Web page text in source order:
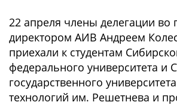
22 апреля члены делегации во
директором АИВ Андреем
приехали к студентам
федерального университета и
государственного
технологий им. Решетнева и